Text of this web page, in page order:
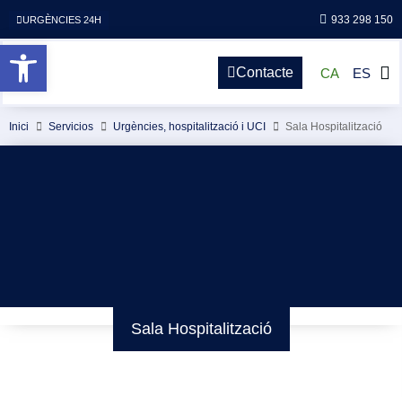
URGÈNCIES 24H 933 298 150
Contacte CA ES
Inici Servicios Urgències, hospitalització i UCI Sala Hospitalització
Sala Hospitalització
Obre la barra d'eines